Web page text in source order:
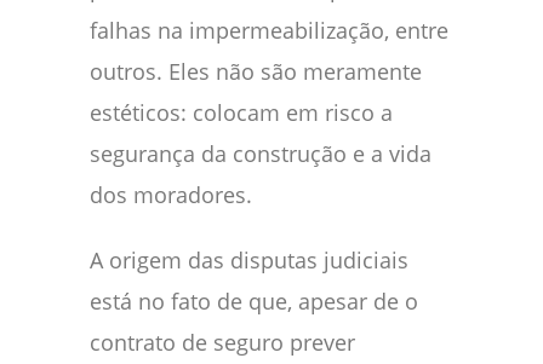
falhas na impermeabilização, entre
outros. Eles não são meramente
estéticos: colocam em risco a
segurança da construção e a vida
dos moradores.
A origem das disputas judiciais
está no fato de que, apesar de o
contrato de seguro prever